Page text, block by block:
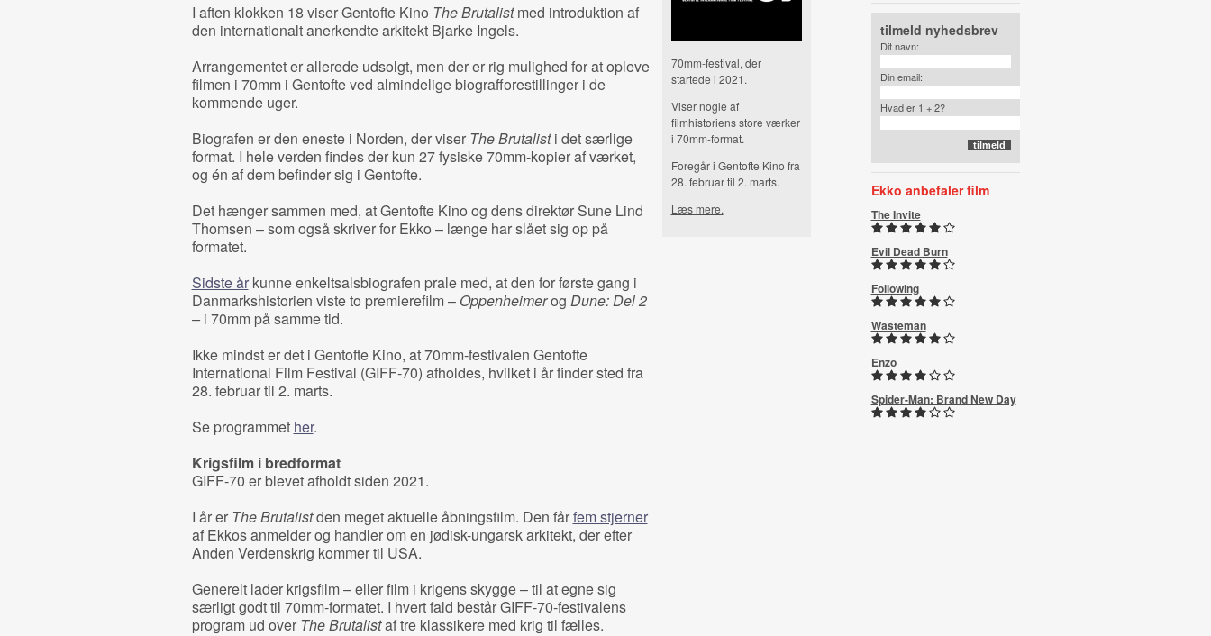
I aften klokken 18 viser Gentofte Kino The Brutalistmed introduktion af
den internationalt anerkendte arkitekt Bjarke Ingels.
Arrangementet er allerede udsolgt, men der er rig mulighed for at opleve
filmen i 70mm i Gentofte ved almindelige biografforestillinger i de
kommende uger.
Biografen er den eneste i Norden, der viser The Brutalisti det særlige
format. I hele verden findes der kun 27 fysiske 70mm-kopier af værket,
og én af dem befinder sig i Gentofte.
Det hænger sammen med, at Gentofte Kino og dens direktør Sune Lind
Thomsen – som også skriver for Ekko – længe har slået sig op på
formatet.
Sidste årkunne enkeltsalsbiografen prale med, at den for første gang i
Danmarkshistorien viste to premierefilm – Oppenheimerog Dune: Del 2
– i 70mm på samme tid.
Ikke mindst er det i Gentofte Kino, at 70mm-festivalen Gentofte
International Film Festival (GIFF-70) afholdes, hvilket i år finder sted fra
28. februar til 2. marts.
Se programmet her.
Krigsfilm i bredformat
GIFF-70 er blevet afholdt siden 2021.
I år er The Brutalistden meget aktuelle åbningsfilm. Den fårfem stjerner
af Ekkos anmelder og handler om en jødisk-ungarsk arkitekt, der efter
Anden Verdenskrig kommer til USA.
Generelt lader krigsfilm – eller film i krigens skygge – til at egne sig
særligt godt til 70mm-formatet. I hvert fald består GIFF-70-festivalens
program ud over The Brutalistaf tre klassikere med krig til fælles.
70mm-festival, der
startede i 2021.
Viser nogle af
filmhistoriens store værker
i 70mm-format.
Foregår i Gentofte Kino fra
28. februar til 2. marts.
Læs mere.
tilmeld nyhedsbrev
Dit navn:
Din email:
Hvad er 1 + 2?
Ekko anbefaler film
The Invite
Evil Dead Burn
Following
Wasteman
Enzo
Spider-Man: Brand New Day